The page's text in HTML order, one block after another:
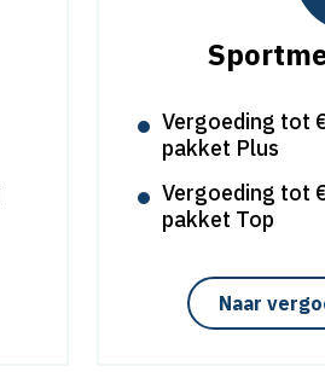
Vergoeding tot
pakket Plus
Vergoeding tot
pakket Top
Naar